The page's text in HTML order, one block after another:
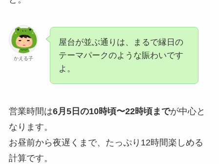
かえる子
屋台が並ぶ通りは、まるで縁日の
テーマパークのような賑わいです
よ。
営業時間は6月5日の10時頃〜22時頃までが中心と
なります。
お昼前から夜遅くまで、たっぷり12時間楽しめる
計算です。